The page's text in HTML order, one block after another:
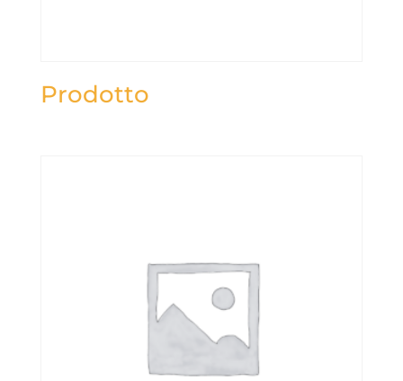
Prodotto